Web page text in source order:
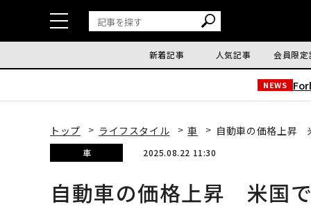
新着記事 人気記事 会員限定
NEWS
トップ ライフスタイル 車 自動車の価格上昇
車 2025.08.22 11:30
自動車の価格上昇 米国